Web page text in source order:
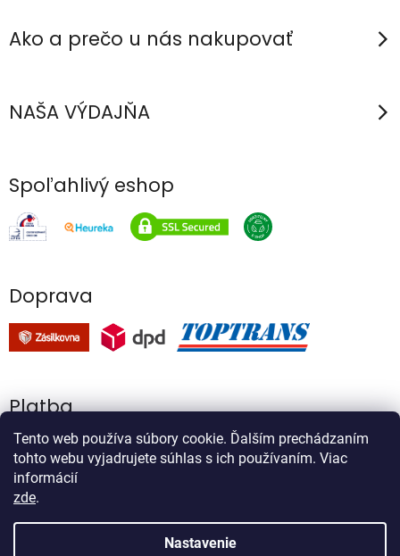
Tento web používa súbory cookie. Ďalším prechádzaním
tohto webu vyjadrujete súhlas s ich používaním. Viac
informácií
zde.
Nastavenie
Ako a prečo u nás nakupovať
NAŠA VÝDAJŇA
Spoľahlivý eshop
Doprava
Platba
Vytvoril Shoptet